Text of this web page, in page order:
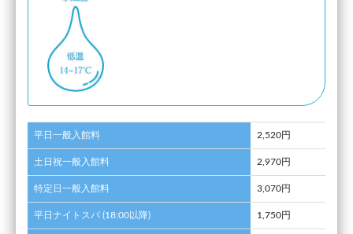
平日一般入館料 2,520円
土日祝一般入館料 2,970円
特定日一般入館料 3,070円
平日ナイトスパ (18:00以降) 1,750円